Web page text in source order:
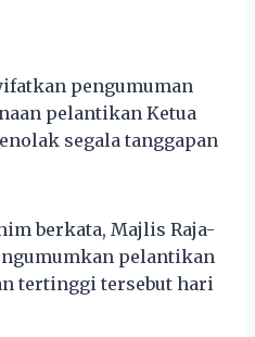
pengumuman
pelantikan Ketua
segala tanggapan
berkata, Majlis Raja-
pelantikan
tertinggi tersebut hari